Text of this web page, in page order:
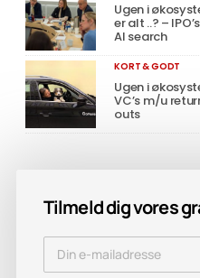
Ugen i
er alt ..? –
AI search
KORT & GODT
Ugen i
VC’s m/u
outs
Tilmeld dig vores